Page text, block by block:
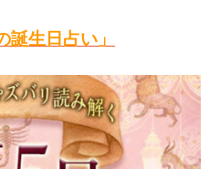
誕生日占い」